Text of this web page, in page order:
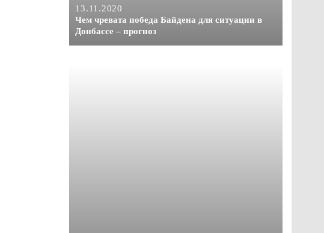
13.11.2020
Чем чревата победа Байдена для ситуации в
Донбассе – прогноз